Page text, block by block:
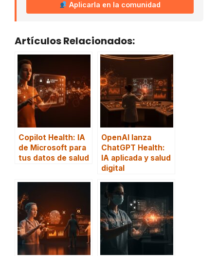
Aplicarla en la comunidad
Artículos Relacionados:
Copilot Health: IA
de Microsoft para
tus datos de salud
OpenAI lanza
ChatGPT Health:
IA aplicada y salud
digital